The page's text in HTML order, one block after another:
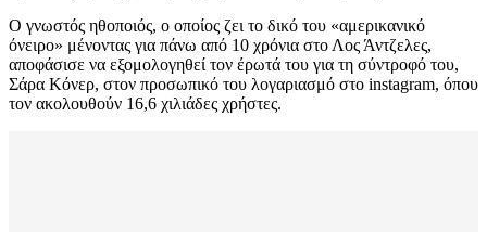
Ο γνωστός ηθοποιός, ο οποίος ζει το δικό του «αμερικανικό
όνειρο» μένοντας για πάνω από 10 χρόνια στο Λος Άντζελες,
αποφάσισε να εξομολογηθεί τον έρωτά του για τη σύντροφό του,
Σάρα Κόνερ, στον προσωπικό του λογαριασμό στο instagram, όπου
τον ακολουθούν 16,6 χιλιάδες χρήστες.